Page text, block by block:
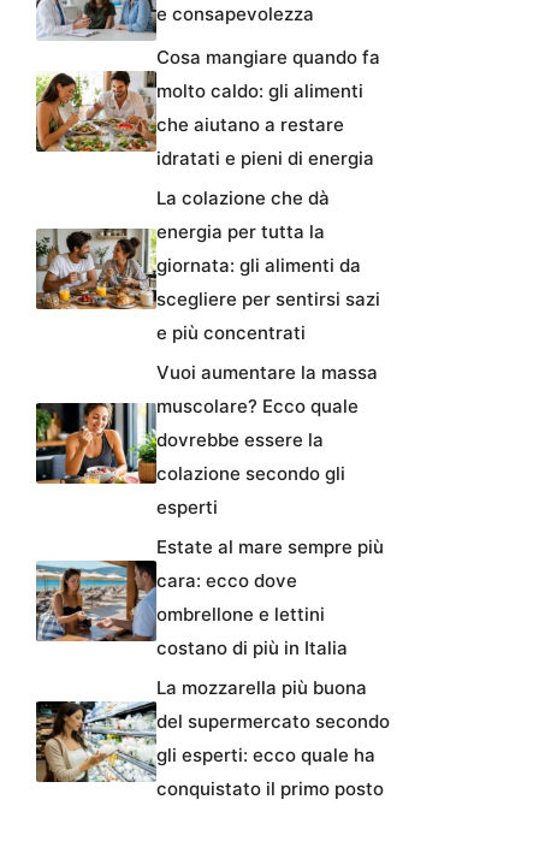
e consapevolezza
Cosa mangiare quando fa
molto caldo: gli alimenti
che aiutano a restare
idratati e pieni di energia
La colazione che dà
energia per tutta la
giornata: gli alimenti da
scegliere per sentirsi sazi
e più concentrati
Vuoi aumentare la massa
muscolare? Ecco quale
dovrebbe essere la
colazione secondo gli
esperti
Estate al mare sempre più
cara: ecco dove
ombrellone e lettini
costano di più in Italia
La mozzarella più buona
del supermercato secondo
gli esperti: ecco quale ha
conquistato il primo posto